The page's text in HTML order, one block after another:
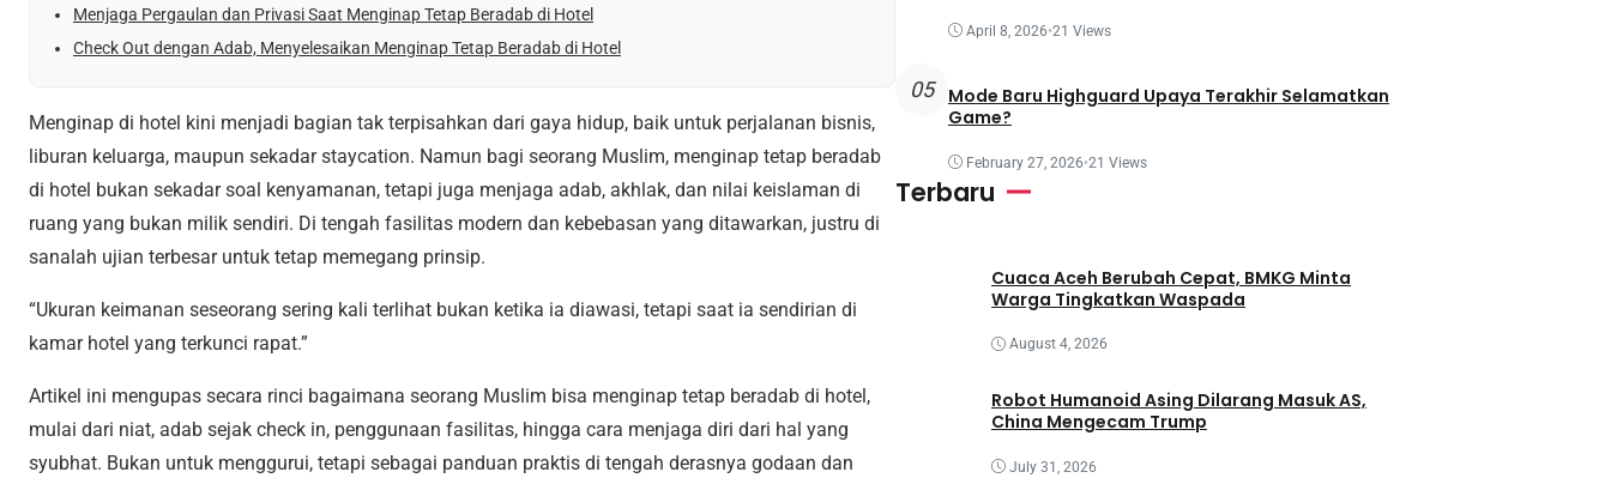
Menjaga Pergaulan dan Privasi Saat Menginap Tetap Beradab di Hotel
Check Out dengan Adab, Menyelesaikan Menginap Tetap Beradab di Hotel
Menginap di hotel kini menjadi bagian tak terpisahkan dari gaya hidup, baik untuk perjalanan bisnis,
liburan keluarga, maupun sekadar staycation. Namun bagi seorang Muslim, menginap tetap beradab
di hotel bukan sekadar soal kenyamanan, tetapi juga menjaga adab, akhlak, dan nilai keislaman di
ruang yang bukan milik sendiri. Di tengah fasilitas modern dan kebebasan yang ditawarkan, justru di
sanalah ujian terbesar untuk tetap memegang prinsip.
“Ukuran keimanan seseorang sering kali terlihat bukan ketika ia diawasi, tetapi saat ia sendirian di
kamar hotel yang terkunci rapat.”
Artikel ini mengupas secara rinci bagaimana seorang Muslim bisa menginap tetap beradab di hotel,
mulai dari niat, adab sejak check in, penggunaan fasilitas, hingga cara menjaga diri dari hal yang
syubhat. Bukan untuk menggurui, tetapi sebagai panduan praktis di tengah derasnya godaan dan
April 8, 2026•21 Views
05
Mode Baru Highguard Upaya Terakhir Selamatkan
Game?
February 27, 2026•21 Views
Terbaru
Cuaca Aceh Berubah Cepat, BMKG Minta
Warga Tingkatkan Waspada
August 4, 2026
Robot Humanoid Asing Dilarang Masuk AS,
China Mengecam Trump
July 31, 2026